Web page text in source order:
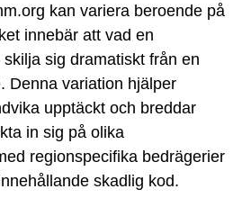
kan variera beroende på
innebär att vad en
sig dramatiskt från en
Denna variation hjälper
upptäckt och breddar
in sig på olika
regionspecifika bedrägerier
skadlig kod.